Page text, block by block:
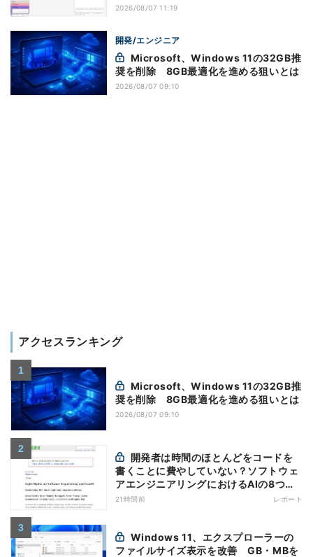
2026/08/07 11:19
開発/エンジニア
奨を削除 8GB最適化を進める狙いとは
2026/08/07 09:10
アクセスランキング
奨を削除 8GB最適化を進める狙いとは
2026/08/07 09:10
書くことに費やしていない？ソフトウェ
アエンジニアリングにおけるAIの8つの
神話への賛否
21時間前 レポート
ファイルサイズ表示を改善 GB・MBを